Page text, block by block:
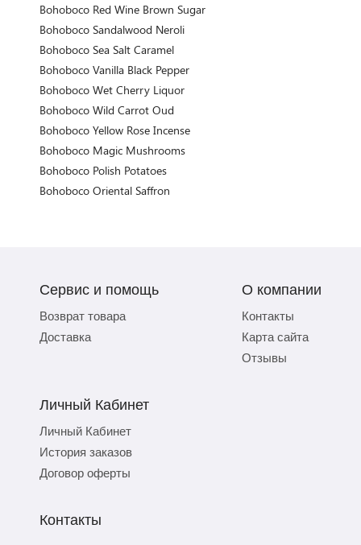
Bohoboco Red Wine Brown Sugar
Bohoboco Sandalwood Neroli
Bohoboco Sea Salt Caramel
Bohoboco Vanilla Black Pepper
Bohoboco Wet Cherry Liquor
Bohoboco Wild Carrot Oud
Bohoboco Yellow Rose Incense
Bohoboco Magic Mushrooms
Bohoboco Polish Potatoes
Bohoboco Oriental Saffron
Сервис и помощь
Возврат товара
Доставка
О компании
Контакты
Карта сайта
Отзывы
Личный Кабинет
Личный Кабинет
История заказов
Договор оферты
Контакты